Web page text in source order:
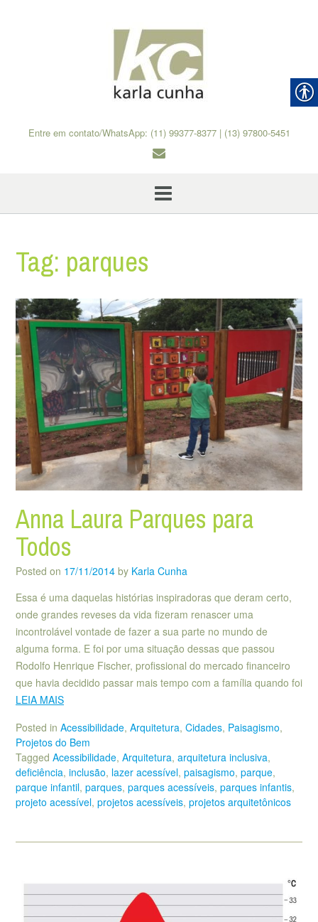
Entre em contato/WhatsApp: (11) 99377-8377 | (13) 97800-5451
Tag: parques
Anna Laura Parques para
Todos
Posted on 17/11/2014 by Karla Cunha
Essa é uma daquelas histórias inspiradoras que deram certo,
onde grandes reveses da vida fizeram renascer uma
incontrolável vontade de fazer a sua parte no mundo de
alguma forma. E foi por uma situação dessas que passou
Rodolfo Henrique Fischer, profissional do mercado financeiro
que havia decidido passar mais tempo com a família quando foi
LEIA MAIS
Posted in Acessibilidade, Arquitetura, Cidades, Paisagismo,
Projetos do Bem
Tagged Acessibilidade, Arquitetura, arquitetura inclusiva,
deficiência, inclusão, lazer acessível, paisagismo, parque,
parque infantil, parques, parques acessíveis, parques infantis,
projeto acessível, projetos acessíveis, projetos arquitetônicos